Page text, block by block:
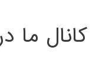
کانال ما